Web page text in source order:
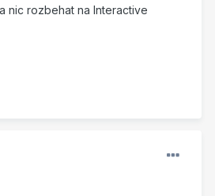
nic rozbehat na Interactive